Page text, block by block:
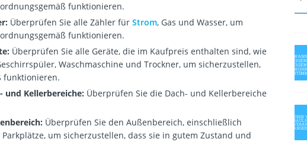
funktionieren.
Überprüfen Sie alle Zähler für Strom, Gas und Wasser, um
funktionieren.
Überprüfen Sie alle Geräte, die im Kaufpreis enthalten sind, wie
Waschmaschine und Trockner, um sicherzustellen,
funktionieren.
und Kellerbereiche: Überprüfen Sie die Dach- und Kellerbereiche
Überprüfen Sie den Außenbereich, einschließlich
um sicherzustellen, dass sie in gutem Zustand und